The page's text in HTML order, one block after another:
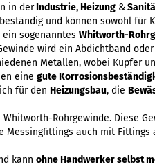
in derIndustrie, Heizung &
und können sowohl für
sogenanntes Whitworth-
wird ein Abdichtband
Metallen, wobei Kupfer
eine gute
für den Heizungsbau, die
Rohrgewinde. Diese
Messingfittings auch mit
kann ohne Handwerker selbst